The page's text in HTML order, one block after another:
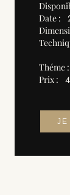
Date :
Théme :
Prix :
JE